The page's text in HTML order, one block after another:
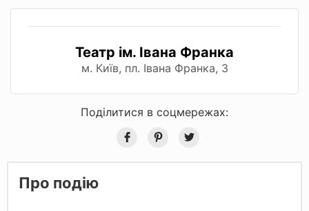
Театр ім. Івана Франка
м. Київ, пл. Івана Франка, З
Поділитися в соцмережах:
Про подію